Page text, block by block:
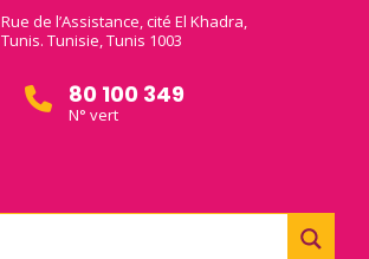
Rue de l’Assistance, cité El Khadra,
Tunis. Tunisie, Tunis 1003
80 100 349
N° vert